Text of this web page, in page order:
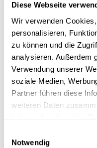
Diese Webseite
Wir verwenden
personalisieren,
zu können und die
analysieren. Außerdem
Verwendung unserer
soziale Medien,
Partner führen diese
weiteren Daten
Notwendig
Du warst lange in der
Gibt es
Management eines
Wie bist du zu deiner
gekommen und was
du nun in der
Gibt es Inhalte des